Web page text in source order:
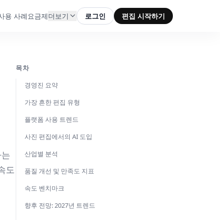
용 사례 요금제더보기 로그인 편집 시작하기
도
목차
경영진 요약
가장 흔한 편집 유형
플랫폼 사용 트렌드
사진 편집에서의 AI 도입
산업별 분석
품질 개선 및 만족도 지표
속도 벤치마크
향후 전망: 2027년 트렌드